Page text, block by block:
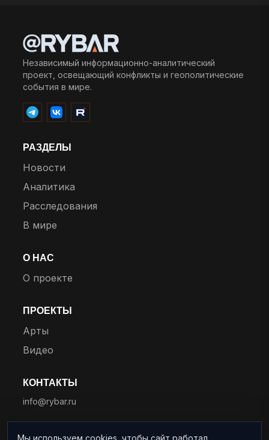
Независимый информационно-аналитический
проект, освещающий конфликты и геополитические
события в мире.
РАЗДЕЛЫ
Новости
Аналитика
Расследования
В мире
О НАС
О проекте
ПРОЕКТЫ
Арты
Видео
КОНТАКТЫ
info@rybar.ru
Мы используем cookies, чтобы сайт работал